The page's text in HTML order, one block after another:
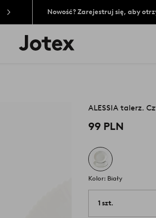
Nowość? Zarejestruj się, aby
Logo
Jotex
ALESSIA talerz.
99 PLN
Kolor: Biały
1 szt.